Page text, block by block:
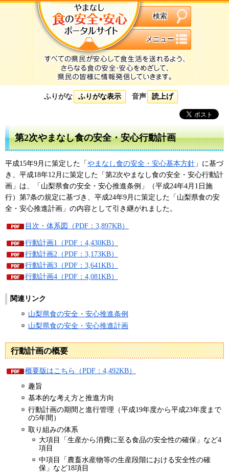
検索
メニュー
ふりがな ふりがな表示 音声 読上げ
第2次やまなし食の安全・安心行動計画
平成15年9月に策定した「 やまなし食の安全・安心基本方針 」に基づ
き、平成18年12月に策定した「第2次やまなし食の安全・安心行動計
画」は、「山梨県食の安全・安心推進条例」（平成24年4月1日施
行）第7条の規定に基づき、平成24年9月に策定した「山梨県食の安
全・安心推進計画」の内容として引き継がれました。
目次・体系図（PDF：3,897KB）
行動計画1（PDF：4,430KB）
行動計画2（PDF：3,173KB）
行動計画3（PDF：3,641KB）
行動計画4（PDF：4,081KB）
関連リンク
山梨県食の安全・安心推進条例
山梨県食の安全・安心推進計画
行動計画の概要
概要版はこちら（PDF：4,492KB）
趣旨
基本的な考え方と推進方向
行動計画の期間と進行管理（平成19年度から平成23年度まで
の5年間）
取り組みの体系
大項目「生産から消費に至る食品の安全性の確保」など4
項目
中項目「農畜水産物等の生産段階における安全性の確
保」など18項目